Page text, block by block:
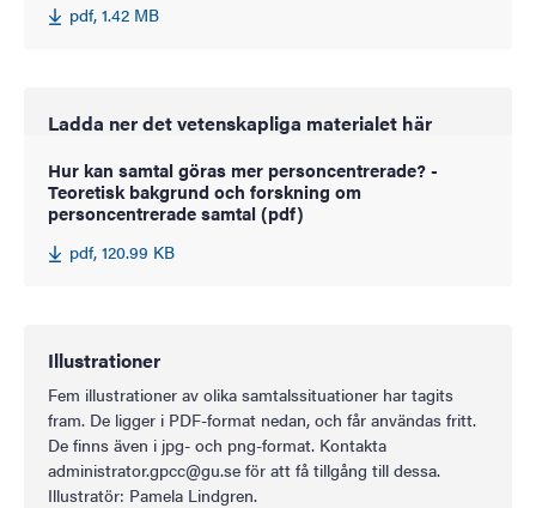
pdf, 1.42 MB
Ladda ner det vetenskapliga materialet här
Hur kan samtal göras mer personcentrerade? -
Teoretisk bakgrund och forskning om
personcentrerade samtal (pdf)
pdf, 120.99 KB
Illustrationer
Fem illustrationer av olika samtalssituationer har tagits
fram. De ligger i PDF-format nedan, och får användas fritt.
De finns även i jpg- och png-format. Kontakta
administrator.gpcc@gu.se för att få tillgång till dessa.
Illustratör: Pamela Lindgren.